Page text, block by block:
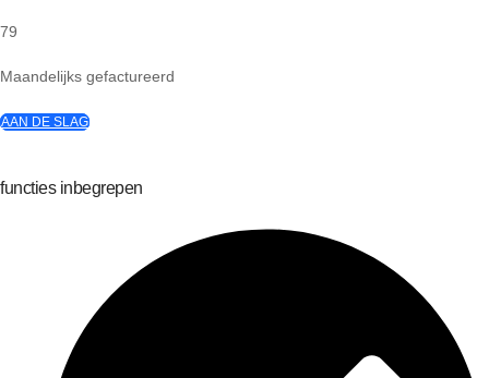
79
Maandelijks gefactureerd
AAN DE SLAG
functies inbegrepen